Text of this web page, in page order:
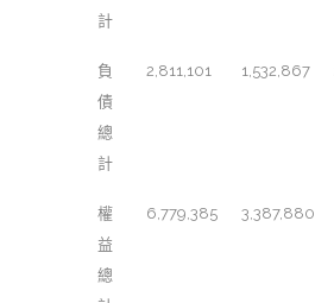
計
負
債
總
計
2,811,101 1,532,867
權
益
總
6,779,385 3,387,880